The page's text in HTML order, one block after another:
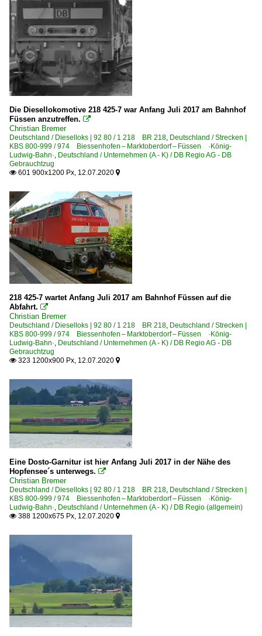
Die Diesellokomotive 218 425-7 war Anfang Juli 2017 am Bahnhof
Füssen anzutreffen. 
Christian Bremer
Deutschland / Dieselloks | 92 80 / 1 218 BR 218, Deutschland / Strecken |
KBS 800-999 / 974 Biessenhofen – Marktoberdorf – Füssen ·König-
Ludwig-Bahn·, Deutschland / Unternehmen (A - K) / DB Regio AG - DB
Gebrauchtzug
 601 900x1200 Px, 12.07.2020 
218 425-7 wartet Anfang Juli 2017 am Bahnhof Füssen auf die
Abfahrt. 
Christian Bremer
Deutschland / Dieselloks | 92 80 / 1 218 BR 218, Deutschland / Strecken |
KBS 800-999 / 974 Biessenhofen – Marktoberdorf – Füssen ·König-
Ludwig-Bahn·, Deutschland / Unternehmen (A - K) / DB Regio AG - DB
Gebrauchtzug
 323 1200x900 Px, 12.07.2020 
Eine Dosto-Garnitur ist hier Anfang Juli 2017 in der Nähe des
Hopfensee´s unterwegs. 
Christian Bremer
Deutschland / Dieselloks | 92 80 / 1 218 BR 218, Deutschland / Strecken |
KBS 800-999 / 974 Biessenhofen – Marktoberdorf – Füssen ·König-
Ludwig-Bahn·, Deutschland / Unternehmen (A - K) / DB Regio (allgemein)
 388 1200x675 Px, 12.07.2020 